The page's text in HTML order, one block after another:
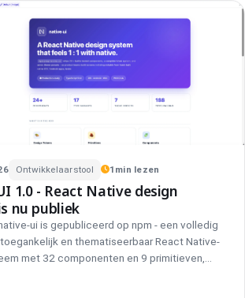
Ontwikkelaarstool 1 min lezen
1.0 - React Native design
nu publiek
ui is gepubliceerd op npm - een volledig
en thematiseerbaar React Native-
met 32 componenten en 9 primitieven,